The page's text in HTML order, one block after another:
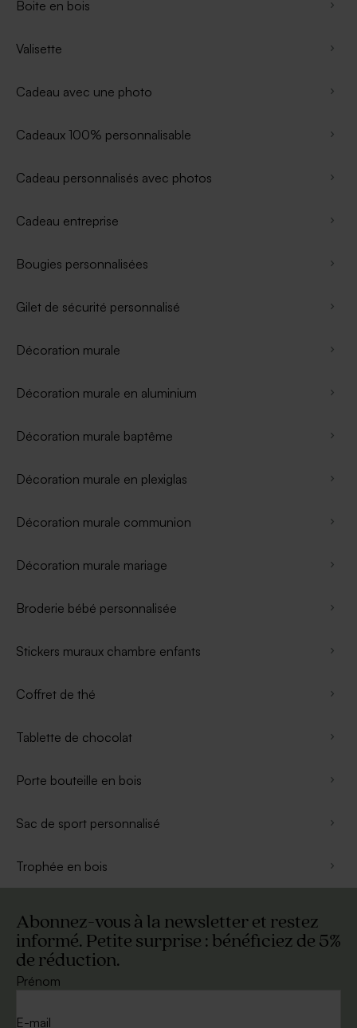
Boite en bois
Valisette
Cadeau avec une photo
Cadeaux 100% personnalisable
Cadeau personnalisés avec photos
Cadeau entreprise
Bougies personnalisées
Gilet de sécurité personnalisé
Décoration murale
Décoration murale en aluminium
Décoration murale baptême
Décoration murale en plexiglas
Décoration murale communion
Décoration murale mariage
Broderie bébé personnalisée
Stickers muraux chambre enfants
Coffret de thé
Tablette de chocolat
Porte bouteille en bois
Sac de sport personnalisé
Trophée en bois
Abonnez-vous à la newsletter et restez
informé. Petite surprise : bénéficiez de 5%
de réduction.
Prénom
E-mail